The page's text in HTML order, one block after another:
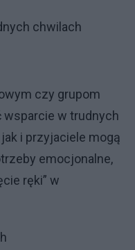
chwilach
czy grupom
wsparcie w trudnych
i przyjaciele mogą
emocjonalne,
ręki” w